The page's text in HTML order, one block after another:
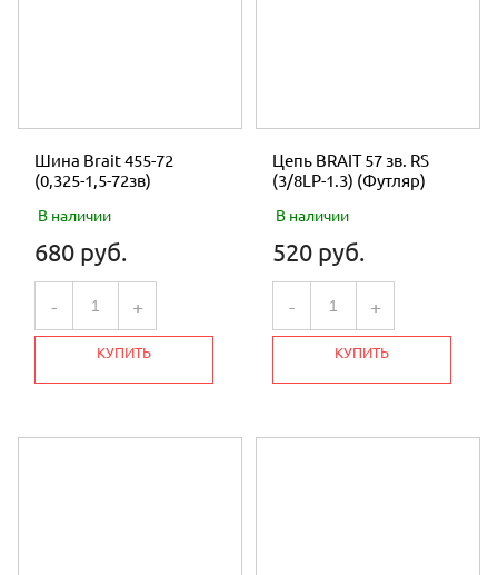
Шина Brait 455-72
(0,325-1,5-72зв)
В наличии
680 руб.
- +
КУПИТЬ
Цепь BRAIT 57 зв. RS
(3/8LP-1.3) (Футляр)
В наличии
520 руб.
- +
КУПИТЬ